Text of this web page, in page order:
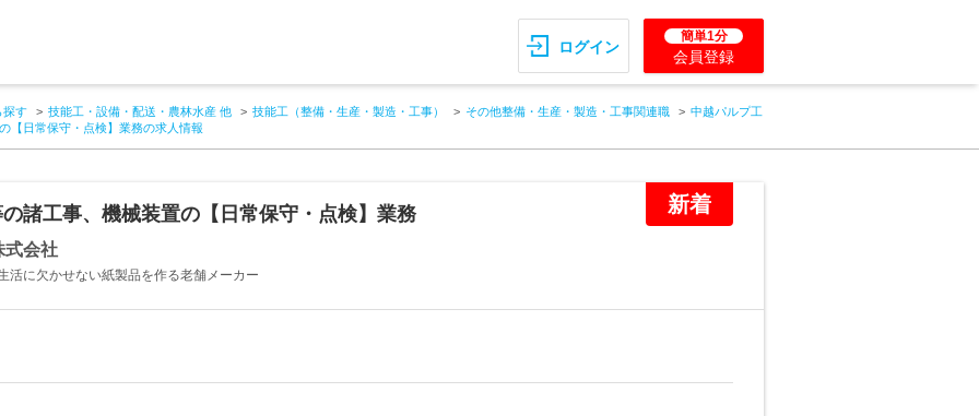
ログイン
簡単1分
会員登録
探す 技能工・設備・配送・農林水産 他 技能工（整備・生産・製造・工事） その他整備・生産・製造・工事関連職
中越パルプ工
【日常保守・点検】業務の求人情報
新着
諸工事、機械装置の【日常保守・点検】業務
式会社
活に欠かせない紙製品を作る老舗メーカー